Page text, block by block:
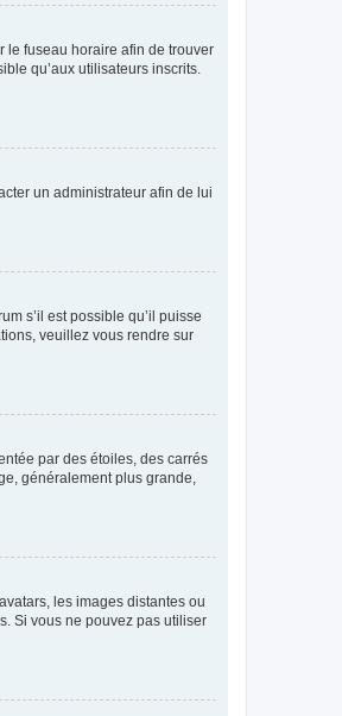
le fuseau horaire afin de trouver
qu’aux utilisateurs inscrits.
un administrateur afin de lui
s’il est possible qu’il puisse
veuillez vous rendre sur
par des étoiles, des carrés
généralement plus grande,
les images distantes ou
Si vous ne pouvez pas utiliser